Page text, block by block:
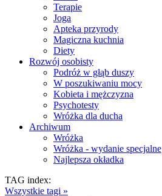
Terapie
Joga
Apteka przyrody
Magiczna kuchnia
Diety
Rozwój osobisty
Podróż w głąb duszy
W poszukiwaniu mocy
Kobieta i mężczyzna
Psychotesty
Wróżka dla ducha
Archiwum
Wróżka
Wróżka - wydanie specjalne
Najlepsza okładka
TAG index:
Wszystkie tagi »